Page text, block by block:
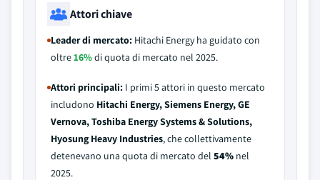
Attori chiave
Leader di mercato: Hitachi Energy ha guidato con
oltre16%di quota di mercato nel 2025.
Attori principali: I primi 5 attori in questo mercato
includono Hitachi Energy, Siemens Energy, GE
Vernova, Toshiba Energy Systems & Solutions,
Hyosung Heavy Industries, che collettivamente
detenevano una quota di mercato del 54% nel
2025.